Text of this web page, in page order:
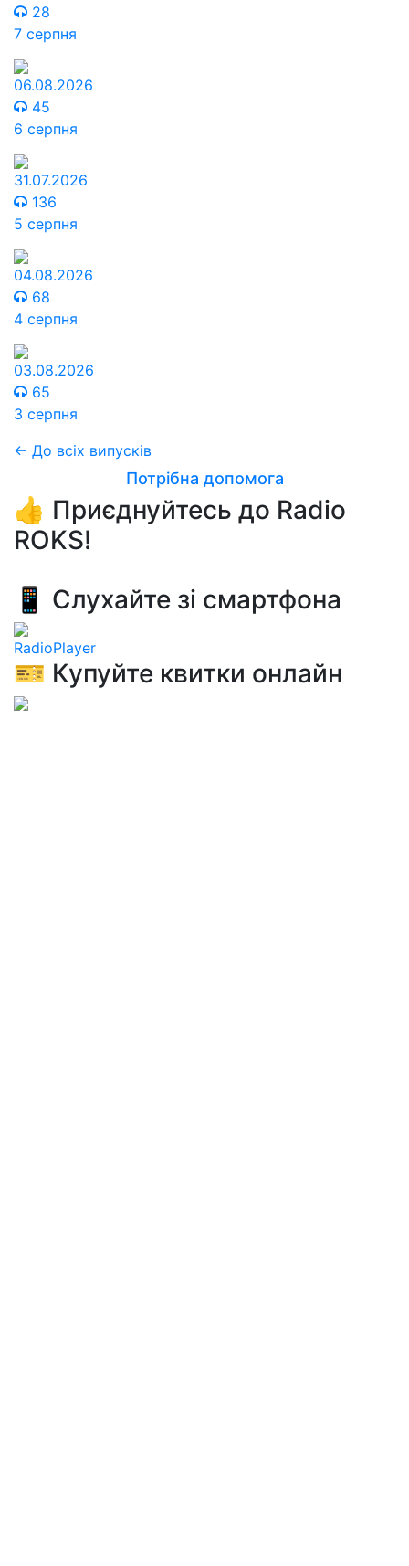
28
7 серпня
06.08.2026
45
6 серпня
31.07.2026
136
5 серпня
04.08.2026
68
4 серпня
03.08.2026
65
3 серпня
← До всіх випусків
Потрібна допомога
👍 Приєднуйтесь до Radio
ROKS!
📱 Слухайте зі смартфона
RadioPlayer
🎫 Купуйте квитки онлайн